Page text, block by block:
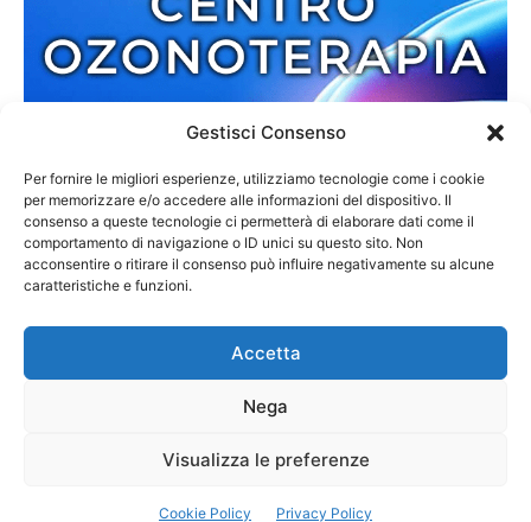
Gestisci Consenso
Per fornire le migliori esperienze, utilizziamo tecnologie come i cookie
per memorizzare e/o accedere alle informazioni del dispositivo. Il
consenso a queste tecnologie ci permetterà di elaborare dati come il
comportamento di navigazione o ID unici su questo sito. Non
acconsentire o ritirare il consenso può influire negativamente su alcune
caratteristiche e funzioni.
Accetta
Nega
Visualizza le preferenze
Cookie Policy Privacy Policy
Contatti Cookie Policy Privacy Policy
Palmi